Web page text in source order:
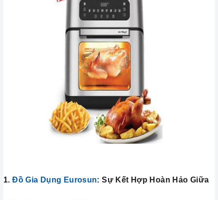
1.Đồ Gia Dụng Eurosun: Sự Kết Hợp Hoàn Hảo Giữa